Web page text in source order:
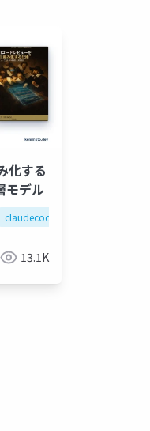
化する
デル
claudecode
13.1K